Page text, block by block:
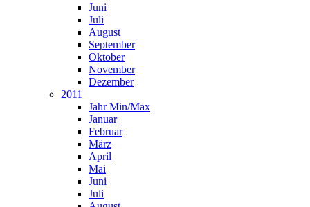
Juni
Juli
August
September
Oktober
November
Dezember
2011
Jahr Min/Max
Januar
Februar
März
April
Mai
Juni
Juli